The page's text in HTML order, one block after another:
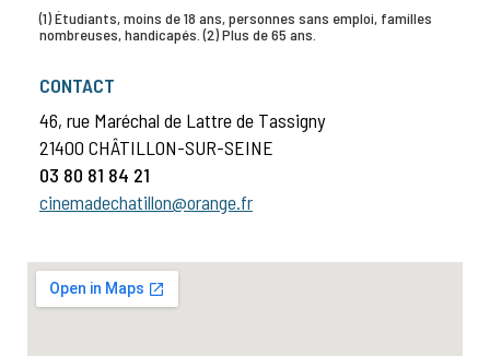
(1) Étudiants, moins de 18 ans, personnes sans emploi, familles
nombreuses, handicapés. (2) Plus de 65 ans.
CONTACT
46, rue Maréchal de Lattre de Tassigny
21400 CHÂTILLON-SUR-SEINE
03 80 81 84 21
cinemadechatillon@orange.fr